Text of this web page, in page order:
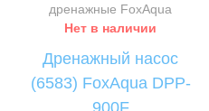
дренажные FoxAqua
Нет в наличии
Дренажный насос
(6583) FoxAqua DPP-
900F